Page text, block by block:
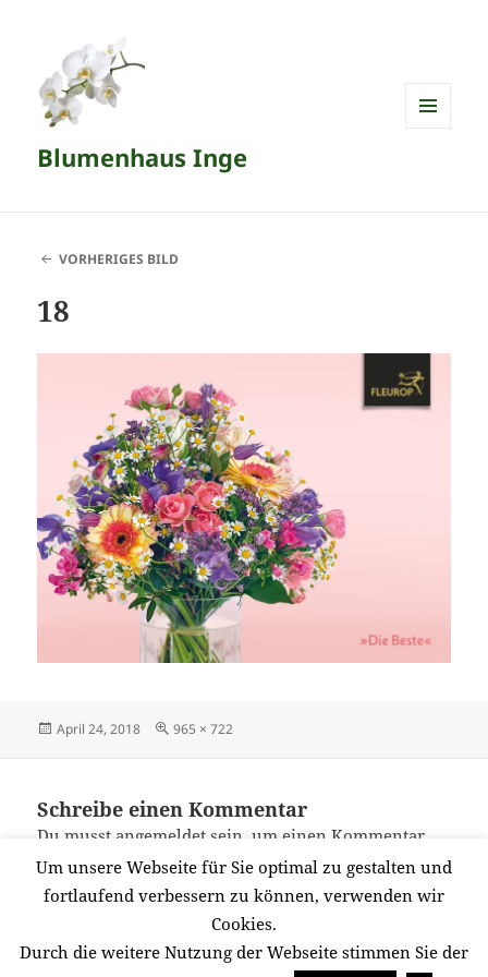
Blumenhaus Inge
VORHERIGES BILD
18
Veröffentlicht
April 24, 2018 Originalgröße
965 × 722
Schreibe einen Kommentar
Du musst angemeldet sein, um einen Kommentar
abzugeben.
Beitragsnavigation
Um unsere Webseite für Sie optimal zu gestalten und
fortlaufend verbessern zu können, verwenden wir
Cookies.
Durch die weitere Nutzung der Webseite stimmen Sie der